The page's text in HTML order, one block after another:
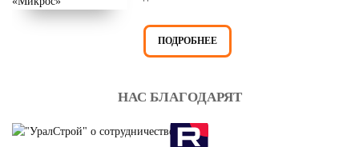
ПОДРОБНЕЕ
НАС БЛАГОДАРЯТ